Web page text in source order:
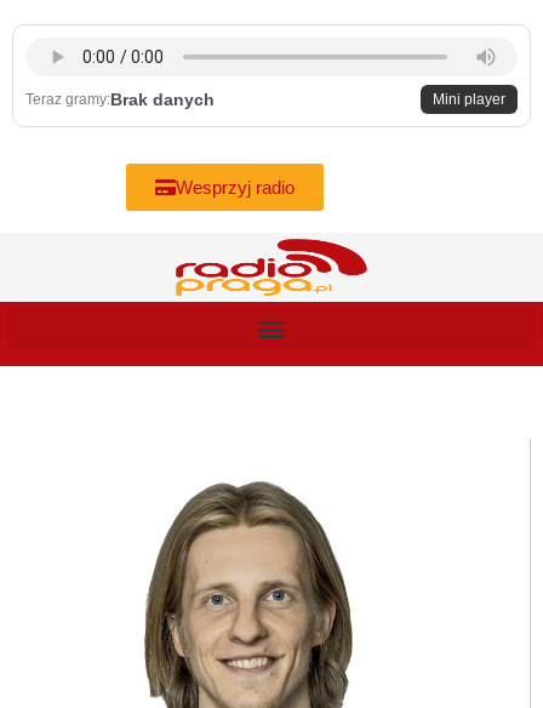
content
Teraz gramy:Brak danych Mini player
Wesprzyj radio